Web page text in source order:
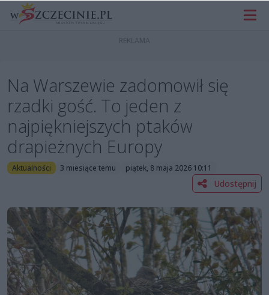
Na Warszewie zadomowił się
rzadki gość. To jeden z
najpiękniejszych ptaków
drapieżnych Europy
Aktualności 3 miesiące temu piątek, 8 maja 2026 10:11
Udostępnij